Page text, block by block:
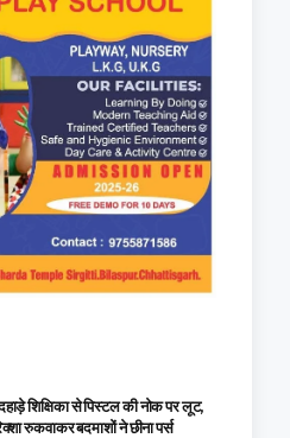
शिक्षिका से पिस्टल की नोक पर लूट,
रुकवाकर बदमाशों ने छीना पर्स